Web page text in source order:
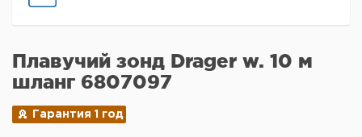
Плавучий зонд Drager w. 10 м
шланг 6807097
Гарантия 1 год